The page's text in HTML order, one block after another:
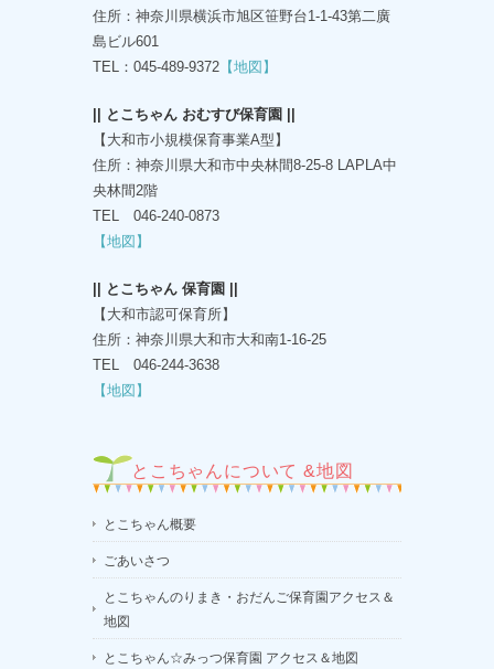
住所：神奈川県横浜市旭区笹野台1-1-43第二廣
島ビル601
TEL：045-489-9372 【地図】
|| とこちゃん おむすび保育園 ||
【大和市小規模保育事業A型】
住所：神奈川県大和市中央林間8-25-8 LAPLA中
央林間2階
TEL 046-240-0873
【地図】
|| とこちゃん 保育園 ||
【大和市認可保育所】
住所：神奈川県大和市大和南1-16-25
TEL 046-244-3638
【地図】
とこちゃんについて &地図
とこちゃん概要
ごあいさつ
とこちゃんのりまき・おだんご保育園アクセス＆
地図
とこちゃん☆みっつ保育園 アクセス＆地図